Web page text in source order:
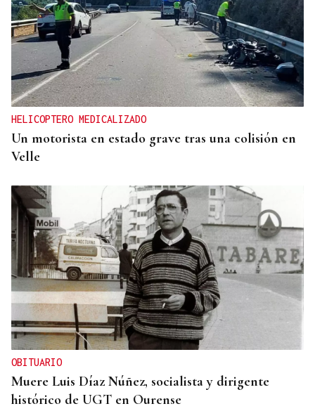
HELICOPTERO MEDICALIZADO
Un motorista en estado grave tras una colisión en
Velle
OBITUARIO
Muere Luis Díaz Núñez, socialista y dirigente
histórico de UGT en Ourense